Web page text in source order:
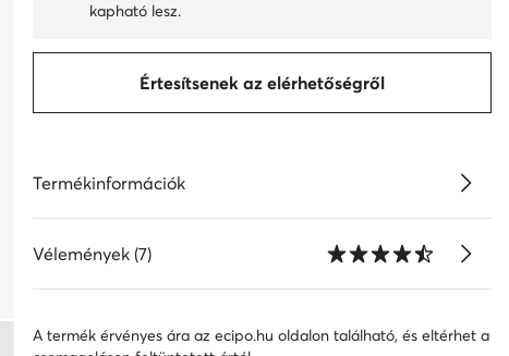
kapható lesz.
Értesítsenek az elérhetőségről
Termékinformációk
Vélemények (7)
A termék érvényes ára az ecipo.hu oldalon található, és eltérhet a